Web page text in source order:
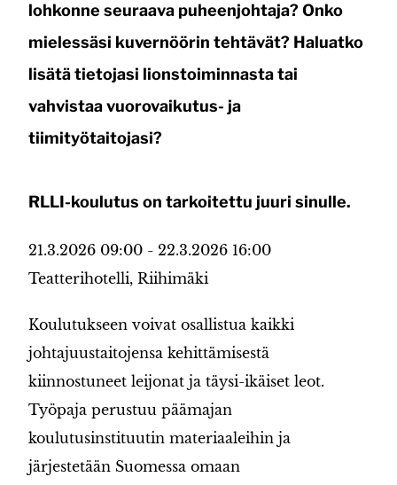
lohkonne seuraava puheenjohtaja? Onko
mielessäsi kuvernöörin tehtävät? Haluatko
lisätä tietojasi lionstoiminnasta tai
vahvistaa vuorovaikutus- ja
tiimityötaitojasi?
RLLI-koulutus on tarkoitettu juuri sinulle.
21.3.2026 09:00 - 22.3.2026 16:00
Teatterihotelli, Riihimäki
Koulutukseen voivat osallistua kaikki
johtajuustaitojensa kehittämisestä
kiinnostuneet leijonat ja täysi-ikäiset leot.
Työpaja perustuu päämajan
koulutusinstituutin materiaaleihin ja
järjestetään Suomessa omaan